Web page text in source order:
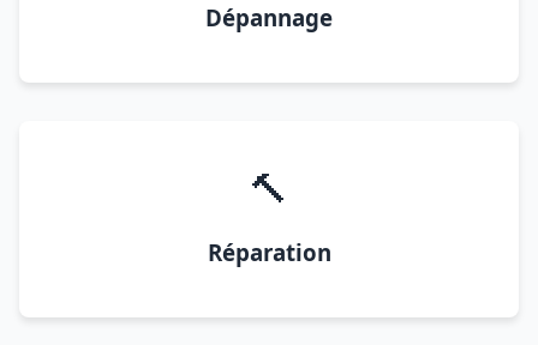
Dépannage
🔨
Réparation